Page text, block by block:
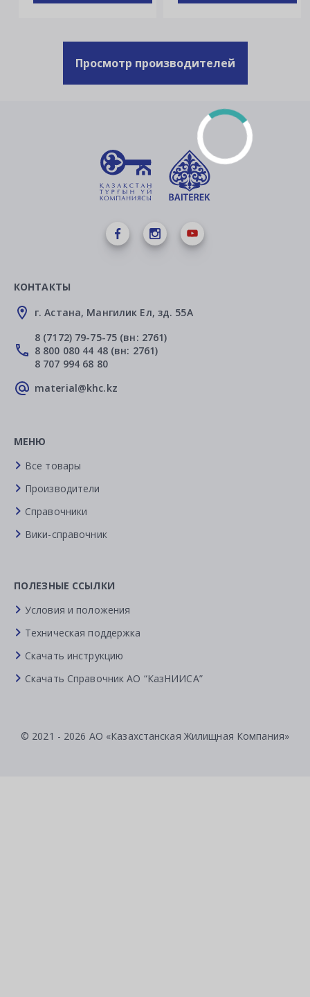
Просмотр производителей
КОНТАКТЫ
г. Астана, Мангилик Ел, зд. 55А
8 (7172) 79-75-75 (вн: 2761)
8 800 080 44 48 (вн: 2761)
8 707 994 68 80
material@khc.kz
МЕНЮ
Все товары
Производители
Справочники
Вики-справочник
ПОЛЕЗНЫЕ ССЫЛКИ
Условия и положения
Техническая поддержка
Скачать инструкцию
Скачать Справочник АО “КазНИИСА”
© 2021 - 2026 АО «Казахстанская Жилищная Компания»